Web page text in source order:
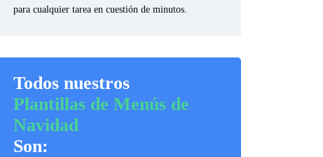
para cualquier tarea en cuestión de minutos.
Todos nuestros
Plantillas de Menús de
Navidad
Son: